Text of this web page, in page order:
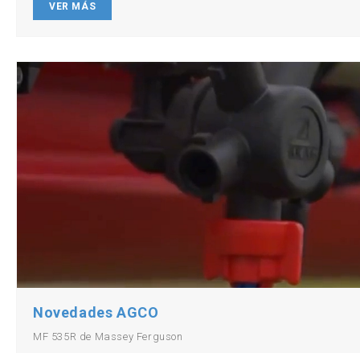
VER MÁS
Novedades AGCO
MF 535R de Massey Ferguson